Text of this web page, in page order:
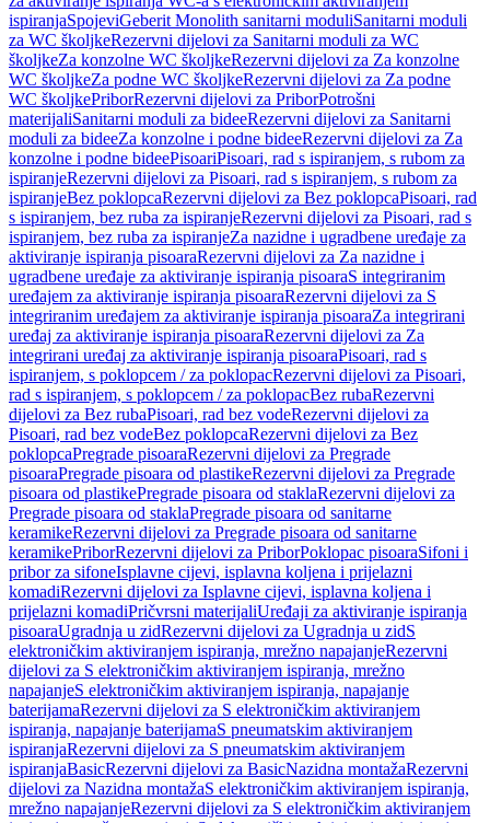
ispiranjaSpojeviGeberit Monolith sanitarni moduliSanitarni moduli
za WC školjkeRezervni dijelovi za Sanitarni moduli za WC
školjkeZa konzolne WC školjkeRezervni dijelovi za Za konzolne
WC školjkeZa podne WC školjkeRezervni dijelovi za Za podne
WC školjkePriborRezervni dijelovi za PriborPotrošni
materijaliSanitarni moduli za bideeRezervni dijelovi za Sanitarni
moduli za bideeZa konzolne i podne bideeRezervni dijelovi za Za
konzolne i podne bideePisoariPisoari, rad s ispiranjem, s rubom za
ispiranjeRezervni dijelovi za Pisoari, rad s ispiranjem, s rubom za
ispiranjeBez poklopcaRezervni dijelovi za Bez poklopcaPisoari, rad
s ispiranjem, bez ruba za ispiranjeRezervni dijelovi za Pisoari, rad s
ispiranjem, bez ruba za ispiranjeZa nazidne i ugradbene uređaje za
aktiviranje ispiranja pisoaraRezervni dijelovi za Za nazidne i
ugradbene uređaje za aktiviranje ispiranja pisoaraS integriranim
uređajem za aktiviranje ispiranja pisoaraRezervni dijelovi za S
integriranim uređajem za aktiviranje ispiranja pisoaraZa integrirani
uređaj za aktiviranje ispiranja pisoaraRezervni dijelovi za Za
integrirani uređaj za aktiviranje ispiranja pisoaraPisoari, rad s
ispiranjem, s poklopcem / za poklopacRezervni dijelovi za Pisoari,
rad s ispiranjem, s poklopcem / za poklopacBez rubaRezervni
dijelovi za Bez rubaPisoari, rad bez vodeRezervni dijelovi za
Pisoari, rad bez vodeBez poklopcaRezervni dijelovi za Bez
poklopcaPregrade pisoaraRezervni dijelovi za Pregrade
pisoaraPregrade pisoara od plastikeRezervni dijelovi za Pregrade
pisoara od plastikePregrade pisoara od staklaRezervni dijelovi za
Pregrade pisoara od staklaPregrade pisoara od sanitarne
keramikeRezervni dijelovi za Pregrade pisoara od sanitarne
keramikePriborRezervni dijelovi za PriborPoklopac pisoaraSifoni i
pribor za sifoneIsplavne cijevi, isplavna koljena i prijelazni
komadiRezervni dijelovi za Isplavne cijevi, isplavna koljena i
prijelazni komadiPričvrsni materijaliUređaji za aktiviranje ispiranja
pisoaraUgradnja u zidRezervni dijelovi za Ugradnja u zidS
elektroničkim aktiviranjem ispiranja, mrežno napajanjeRezervni
dijelovi za S elektroničkim aktiviranjem ispiranja, mrežno
napajanjeS elektroničkim aktiviranjem ispiranja, napajanje
baterijamaRezervni dijelovi za S elektroničkim aktiviranjem
ispiranja, napajanje baterijamaS pneumatskim aktiviranjem
ispiranjaRezervni dijelovi za S pneumatskim aktiviranjem
ispiranjaBasicRezervni dijelovi za BasicNazidna montažaRezervni
dijelovi za Nazidna montažaS elektroničkim aktiviranjem ispiranja,
mrežno napajanjeRezervni dijelovi za S elektroničkim aktiviranjem